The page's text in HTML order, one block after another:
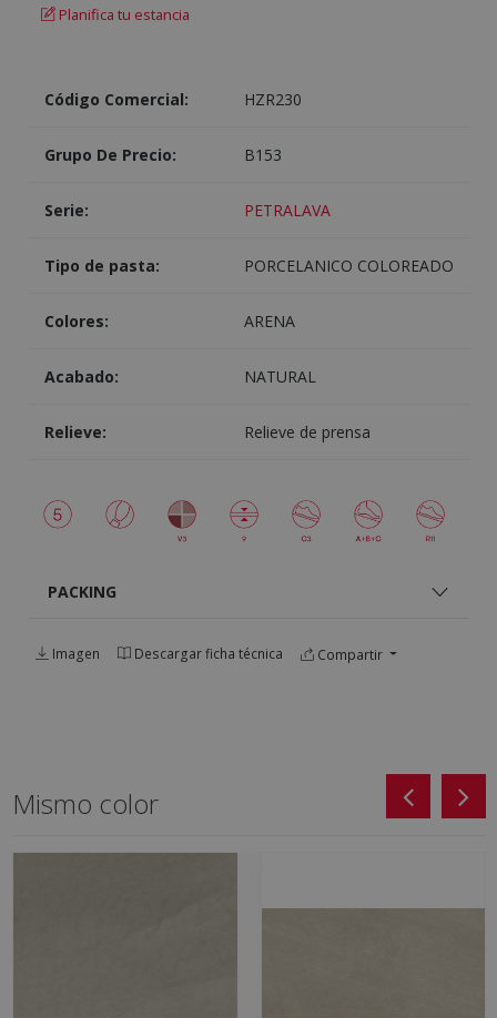
Planifica tu estancia
Código Comercial: HZR230
Grupo De Precio: B153
Serie: PETRALAVA
Tipo de pasta: PORCELANICO COLOREADO
Colores: ARENA
Acabado: NATURAL
Relieve: Relieve de prensa
PACKING
Imagen Descargar ficha técnica Compartir
Mismo color